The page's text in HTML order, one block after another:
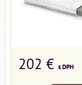
202 € s DPH